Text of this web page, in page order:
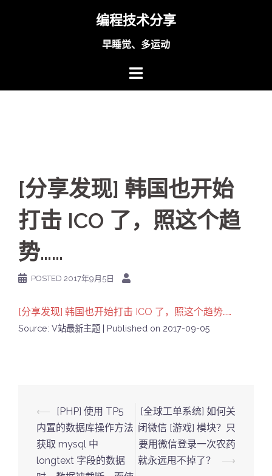
编程技术分享
早睡觉、多运动
[分享发现] 韩国也开始
打击 ICO 了，照这个趋
势……
POSTED 2017年9月5日
[分享发现] 韩国也开始打击 ICO 了，照这个趋势……
Source: V站最新主题 Published on 2017-09-05
Post
navigation
⟵
[PHP] 使用 TP5
内置的数据库操作方法
获取 mysql 中
longtext 字段的数据
[全球工单系统] 如何关
闭微信 [游戏] 模块？只
要用微信登录一次农药
就永远甩不掉了？
⟶